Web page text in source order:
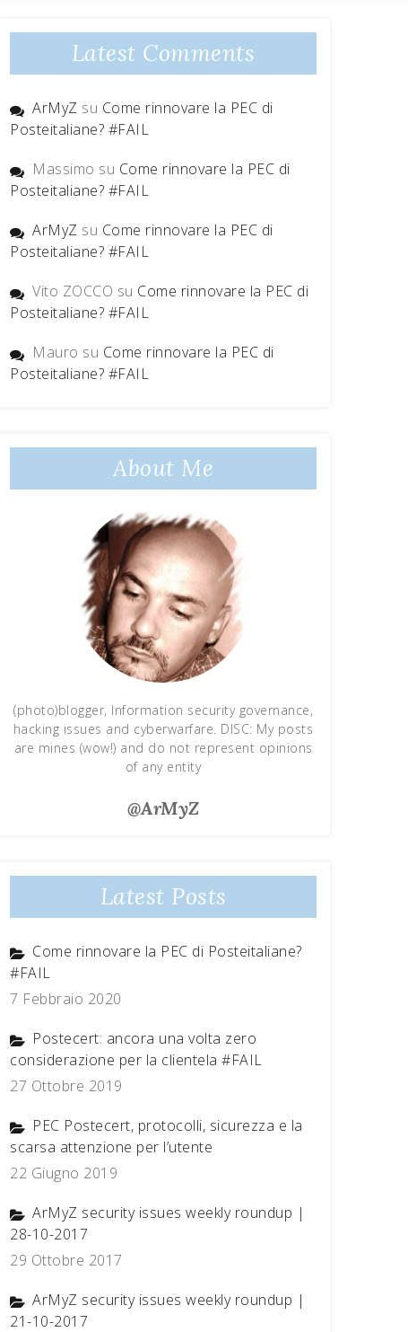
Latest Comments
ArMyZ su Come rinnovare la PEC di
Posteitaliane? #FAIL
Massimo su Come rinnovare la PEC di
Posteitaliane? #FAIL
ArMyZ su Come rinnovare la PEC di
Posteitaliane? #FAIL
Vito ZOCCO su Come rinnovare la PEC di
Posteitaliane? #FAIL
Mauro su Come rinnovare la PEC di
Posteitaliane? #FAIL
About Me
(photo)blogger, Information security governance,
hacking issues and cyberwarfare. DISC: My posts
are mines (wow!) and do not represent opinions
of any entity
@ArMyZ
Latest Posts
Come rinnovare la PEC di Posteitaliane?
#FAIL
7 Febbraio 2020
Postecert: ancora una volta zero
considerazione per la clientela #FAIL
27 Ottobre 2019
PEC Postecert, protocolli, sicurezza e la
scarsa attenzione per l’utente
22 Giugno 2019
ArMyZ security issues weekly roundup |
28-10-2017
29 Ottobre 2017
ArMyZ security issues weekly roundup |
21-10-2017